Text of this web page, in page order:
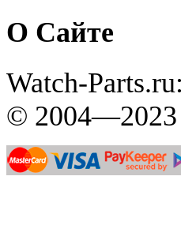
О Сайте
Watch-
©